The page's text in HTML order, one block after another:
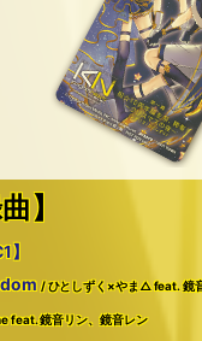
】
】
/ ひとしずく×やま△ feat. 鏡
feat. 鏡音リン、鏡音レン